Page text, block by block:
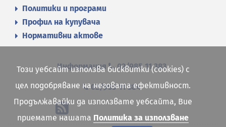
Политики и програми
Профил на купувача
Нормативни актове
Информация 02/985 11 383
02/985 11 384
Този уебсайт използва бисквитки (cookies) с
цел подобряване на неговата ефективност.
Продължавайки да използвате уебсайта, Вие
приемате нашата Политика за използване